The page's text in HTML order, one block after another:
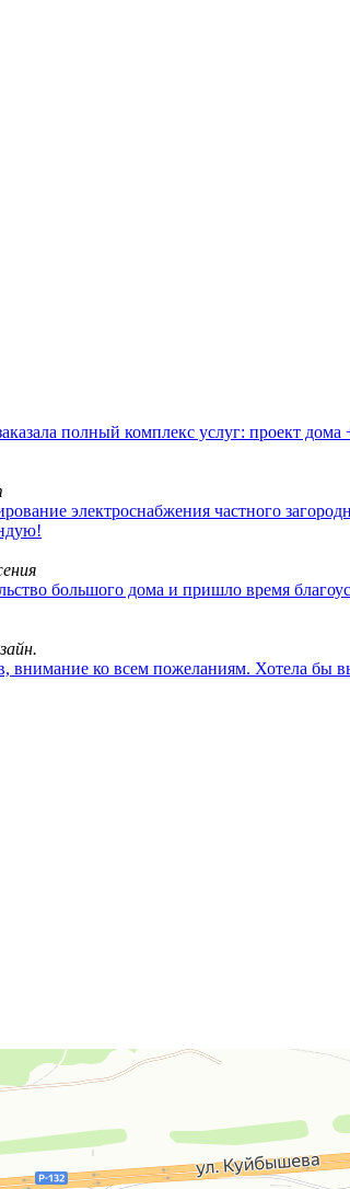
полный комплекс услуг: проект
электроснабжения частного
большого дома и пришло время
внимание ко всем пожеланиям. Хотела